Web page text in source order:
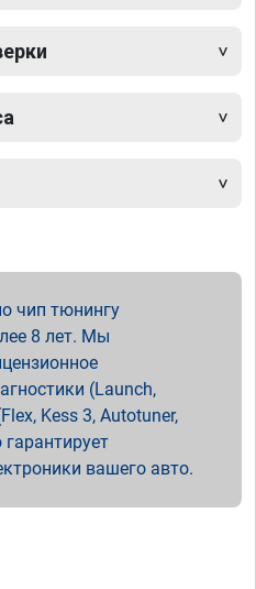
чип тюнингу
8 лет. Мы
(Launch,
Kess 3, Autotuner,
гарантирует
вашего авто.